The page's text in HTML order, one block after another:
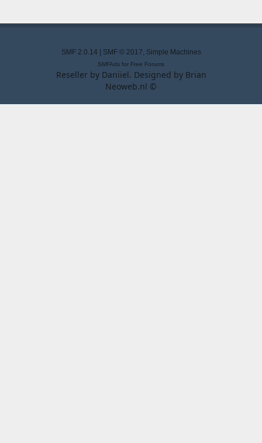
SMF 2.0.14 SMF © 2017, Simple Machines
SMFAds for Free Forums
Reseller by Daniiel. Designed by Brian
Neoweb.nl ©